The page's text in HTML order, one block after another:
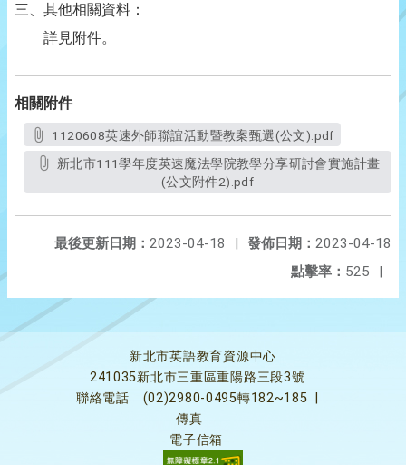
三、其他相關資料：
詳見附件。
相關附件
1120608英速外師聯誼活動暨教案甄選(公文).pdf
(公文附件2).pdf
發佈日期： 2023-04-18
最後更新日期： 2023-04-18
|
點擊率： 525 |
新北市英語教育資源中心
241035新北市三重區重陽路三段3號
聯絡電話
(02)2980-0495轉182~185
傳真
電子信箱